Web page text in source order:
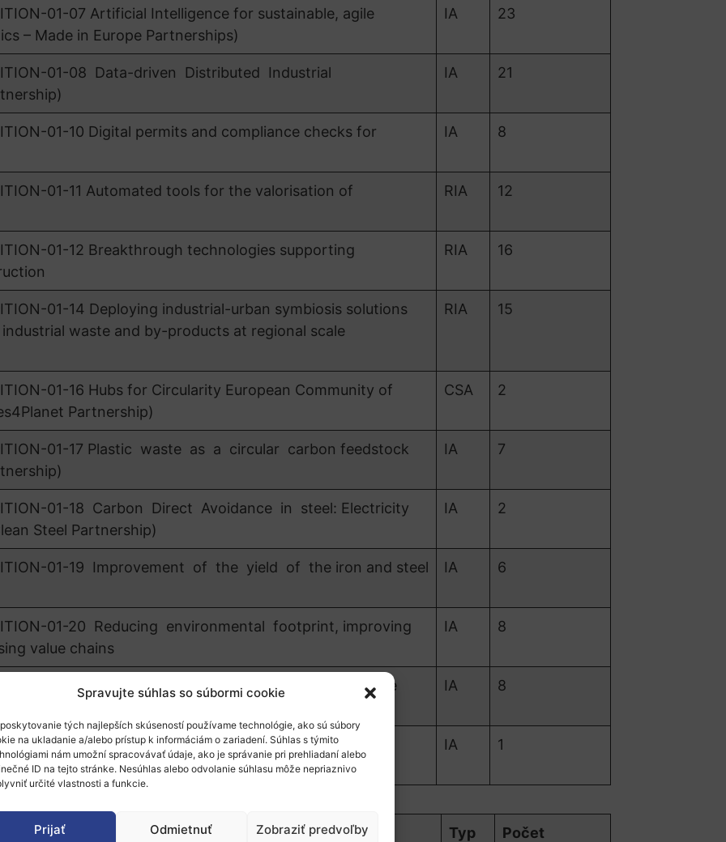
Spravujte súhlas so súbormi cookie
tých najlepších skúseností používame technológie, ako sú súbory
na ukladanie a/alebo prístup k informáciám o zariadení. Súhlas s týmito
nám umožní spracovávať údaje, ako je správanie pri prehliadaní alebo
ID na tejto stránke. Nesúhlas alebo odvolanie súhlasu môže nepriaznivo
určité vlastnosti a funkcie.
Prijať Odmietnuť Zobraziť predvoľby
01-07 Artificial Intelligence for sustainable, agile
– Made in Europe Partnerships)
IA 23
01-08 Data-driven Distributed Industrial
IA 21
01-10 Digital permits and compliance checks for
IA 8
01-11 Automated tools for the valorisation of
RIA 12
01-12 Breakthrough technologies supporting
RIA 16
01-14 Deploying industrial-urban symbiosis solutions
waste and by-products at regional scale
RIA 15
01-16 Hubs for Circularity European Community of
Partnership)
CSA 2
01-17 Plastic waste as a circular carbon feedstock
IA 7
01-18 Carbon Direct Avoidance in steel: Electricity
Steel Partnership)
IA 2
01-19 Improvement of the yield of the iron and steel
IA 6
01-20 Reducing environmental footprint, improving
value chains
IA 8
01-21 Design and optimisation of energy flexible
Partnership)
IA 8
01-22 Adjustment of Steel process production to
neutrality (Clean Steel Partnership)
IA 1
autonómia v kľúčových strategických hodnotových
Typ
Počet